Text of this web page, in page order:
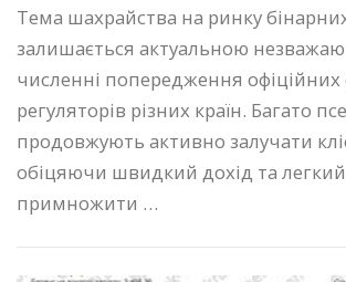
Тема шахрайства на ринку
залишається актуальною
численні попередження офіційних
регуляторів різних країн. Багато
продовжують активно залучати
обіцяючи швидкий дохід та легкий
примножити …